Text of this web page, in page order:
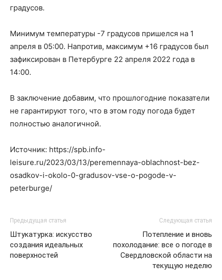
градусов.
Минимум температуры -7 градусов пришелся на 1
апреля в 05:00. Напротив, максимум +16 градусов был
зафиксирован в Петербурге 22 апреля 2022 года в
14:00.
В заключение добавим, что прошлогодние показатели
не гарантируют того, что в этом году погода будет
полностью аналогичной.
Источник: https://spb.info-
leisure.ru/2023/03/13/peremennaya-oblachnost-bez-
osadkov-i-okolo-0-gradusov-vse-o-pogode-v-
peterburge/
Предыдущая статья
Штукатурка: искусство
создания идеальных
поверхностей
Следующая статья
Потепление и вновь
похолодание: все о погоде в
Свердловской области на
текущую неделю